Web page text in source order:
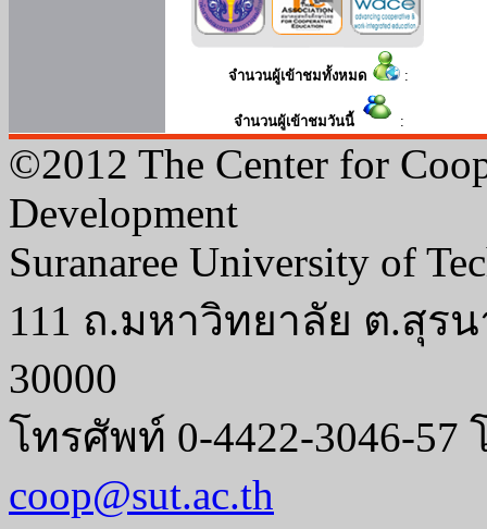
จำนวนผู้เข้าชมทั้งหมด :
จำนวนผู้เข้าชมวันนี้ :
©2012 The Center for
Development
Suranaree University of
111 ถ.มหาวิทยาลัย ต.สุร
30000
โทรศัพท์ 0-4422-3046-57
coop@sut.ac.th